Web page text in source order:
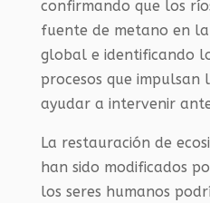
confirmando que los
fuente de metano en
global e identificando
procesos que impulsan
ayudar a intervenir
La restauración de
han sido modificados
los seres humanos